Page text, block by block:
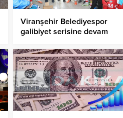
Viranşehir Belediyespor
galibiyet serisine devam